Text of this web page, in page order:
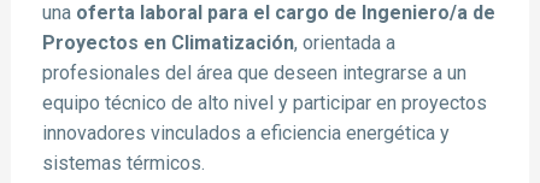
una oferta laboral para el cargo de Ingeniero/a de
Proyectos en Climatización, orientada a
profesionales del área que deseen integrarse a un
equipo técnico de alto nivel y participar en proyectos
innovadores vinculados a eficiencia energética y
sistemas térmicos.